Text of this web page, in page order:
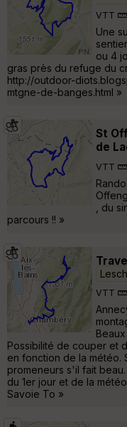
VTT
Une
ou 4
gras près du refuge du
http://outdoor-
mtgne-de-banges.html »
St
de
VTT
, du
parcours !! »
VTT
Possibilité de couper et
en fonction de la météo.
promeneurs s'il fait
du 1er jour et de la
Savoie To »